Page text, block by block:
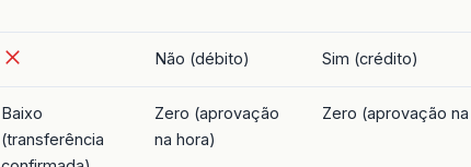
Não (débito) Sim (crédito)
Baixo
(transferência
Zero (aprovação
na hora)
Zero (aprovação na